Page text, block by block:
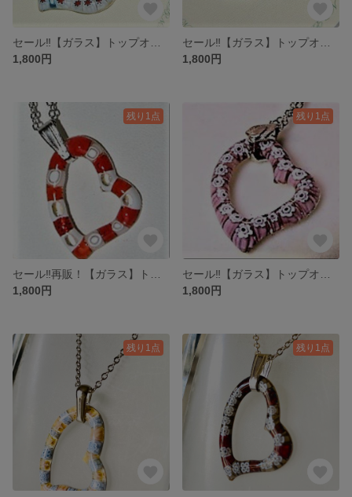
1,800円
1,800円
残り1点
1,800円
残り1点
1,800円
残り1点 残り1点